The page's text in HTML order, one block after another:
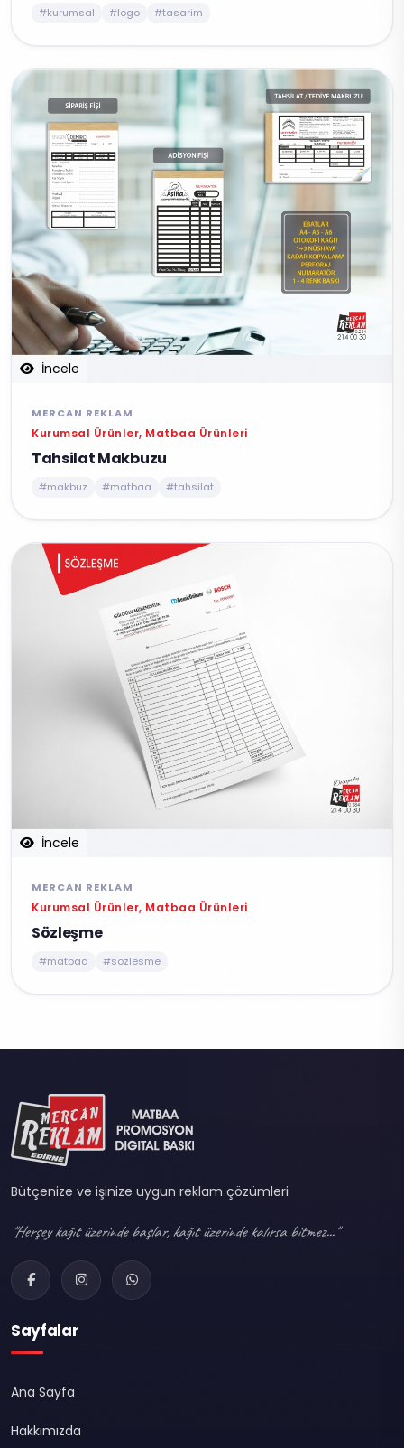
#kurumsal #logo #tasarim
İncele
MERCAN REKLAM
Kurumsal Ürünler, Matbaa Ürünleri
Tahsilat Makbuzu
#makbuz #matbaa #tahsilat
İncele
MERCAN REKLAM
Kurumsal Ürünler, Matbaa Ürünleri
Sözleşme
#matbaa #sozlesme
Bütçenize ve işinize uygun reklam çözümleri
"Herşey kağıt üzerinde başlar, kağıt üzerinde kalırsa bitmez..."
Sayfalar
Ana Sayfa
Hakkımızda